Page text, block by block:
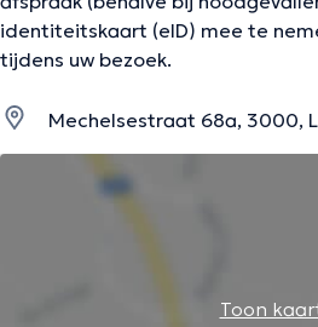
identiteitskaart (eID) mee te
tijdens uw bezoek.
Mechelsestraat 68a, 3000,
Toon